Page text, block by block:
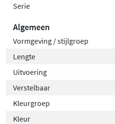
Serie
Algemeen
Vormgeving / stijlgroep
Lengte
Uitvoering
Verstelbaar
Kleurgroep
Kleur